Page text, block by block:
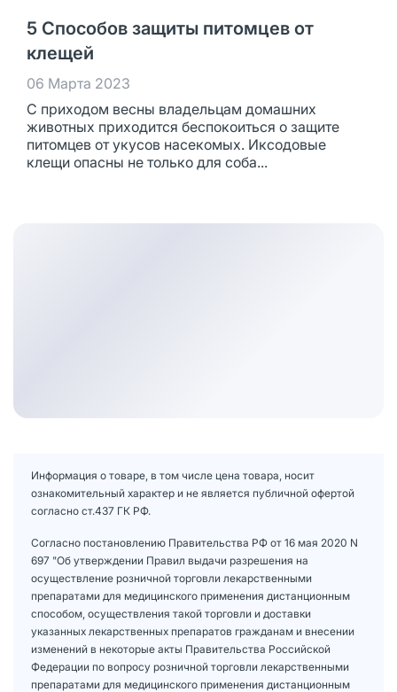
5 Способов защиты питомцев от
клещей
06 Марта 2023
С приходом весны владельцам домашних
животных приходится беспокоиться о защите
питомцев от укусов насекомых. Иксодовые
клещи опасны не только для соба...
Информация о товаре, в том числе цена товара, носит
ознакомительный характер и не является публичной офертой
согласно ст.437 ГК РФ.
Согласно постановлению Правительства РФ от 16 мая 2020 N
697 "Об утверждении Правил выдачи разрешения на
осуществление розничной торговли лекарственными
препаратами для медицинского применения дистанционным
способом, осуществления такой торговли и доставки
указанных лекарственных препаратов гражданам и внесении
изменений в некоторые акты Правительства Российской
Федерации по вопросу розничной торговли лекарственными
препаратами для медицинского применения дистанционным